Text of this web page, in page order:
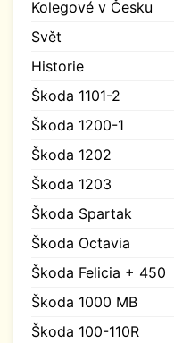
Kolegové v Česku
Svět
Historie
Škoda 1101-2
Škoda 1200-1
Škoda 1202
Škoda 1203
Škoda Spartak
Škoda Octavia
Škoda Felicia + 450
Škoda 1000 MB
Škoda 100-110R